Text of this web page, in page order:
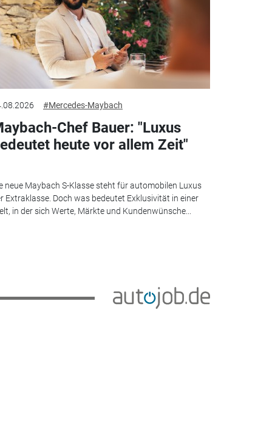
#Mercedes-Maybach
Chef Bauer: "Luxus
heute vor allem Zeit"
neue Maybach S-Klasse steht für automobilen Luxus
Extraklasse. Doch was bedeutet Exklusivität in einer
in der sich Werte, Märkte und Kundenwünsche...